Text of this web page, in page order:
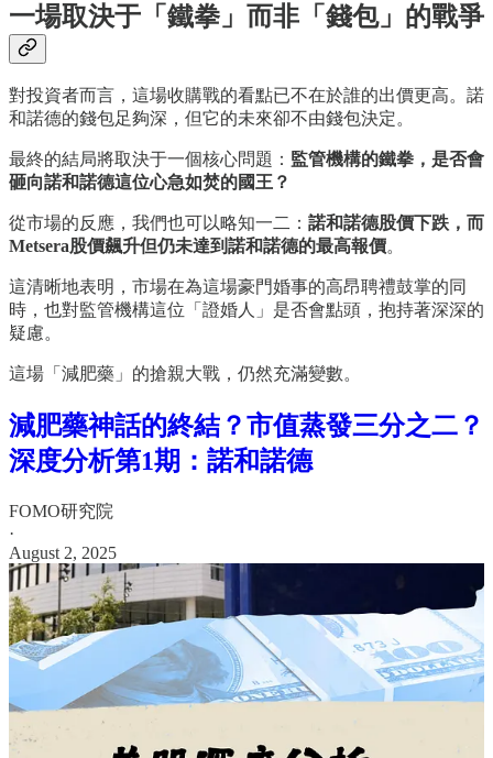
一場取決于「鐵拳」而非「錢包」的戰爭
對投資者而言，這場收購戰的看點已不在於誰的出價更高。諾
和諾德的錢包足夠深，但它的未來卻不由錢包決定。
最終的結局將取決于一個核心問題： 監管機構的鐵拳，是否會
砸向諾和諾德這位心急如焚的國王？
從市場的反應，我們也可以略知一二： 諾和諾德股價下跌，而
Metsera股價飆升但仍未達到諾和諾德的最高報價。
這清晰地表明，市場在為這場豪門婚事的高昂聘禮鼓掌的同
時，也對監管機構這位「證婚人」是否會點頭，抱持著深深的
疑慮。
這場「減肥藥」的搶親大戰，仍然充滿變數。
減肥藥神話的終結？市值蒸發三分之二？
深度分析第1期：諾和諾德
FOMO研究院
·
August 2, 2025